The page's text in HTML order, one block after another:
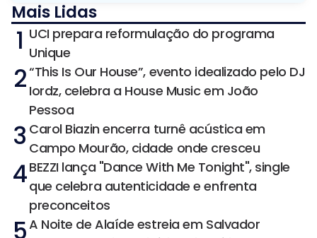
Mais Lidas
1 UCI prepara reformulação do programa
Unique
2“This Is Our House”, evento idealizado pelo DJ
Iordz, celebra a House Music em João
Pessoa
3 Carol Biazin encerra turnê acústica em
Campo Mourão, cidade onde cresceu
4BEZZI lança "Dance With Me Tonight", single
que celebra autenticidade e enfrenta
preconceitos
A Noite de Alaíde estreia em Salvador